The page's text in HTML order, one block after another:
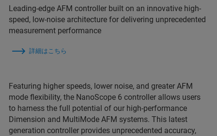
Leading-edge AFM controller built on an innovative high-
speed, low-noise architecture for delivering unprecedented
measurement performance
詳細はこちら
Featuring higher speeds, lower noise, and greater AFM
mode flexibility, the NanoScope 6 controller allows users
to harness the full potential of our high-performance
Dimension and MultiMode AFM systems. This latest
generation controller provides unprecedented accuracy,